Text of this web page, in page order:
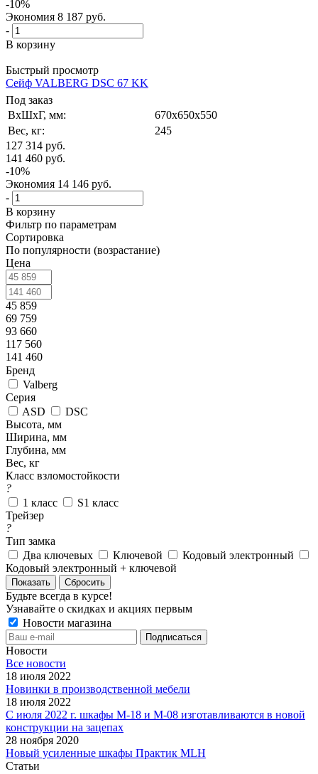
-10%
Экономия 8 187 руб.
-
В корзину
Быстрый просмотр
Сейф VALBERG DSC 67 KK
Под заказ
ВxШxГ, мм:
670x650x550
Вес, кг:
245
127 314 руб.
141 460 руб.
-10%
Экономия 14 146 руб.
-
В корзину
Фильтр по параметрам
Сортировка
По популярности (возрастание)
Цена
45 859
69 759
93 660
117 560
141 460
Бренд
Valberg
Серия
ASD
DSC
Высота, мм
Ширина, мм
Глубина, мм
Вес, кг
Класс взломостойкости
?
1 класс
S1 класс
Трейзер
?
Тип замка
Два ключевых
Ключевой
Кодовый электронный
Кодовый электронный + ключевой
Сбросить
Будьте всегда в курсе!
Узнавайте о скидках и акциях первым
Новости магазина
Новости
Все новости
18 июля 2022
Новинки в производственной мебели
18 июля 2022
С июля 2022 г. шкафы М-18 и М-08 изготавливаются в новой
конструкции на зацепах
28 ноября 2020
Новый усиленные шкафы Практик MLH
Статьи